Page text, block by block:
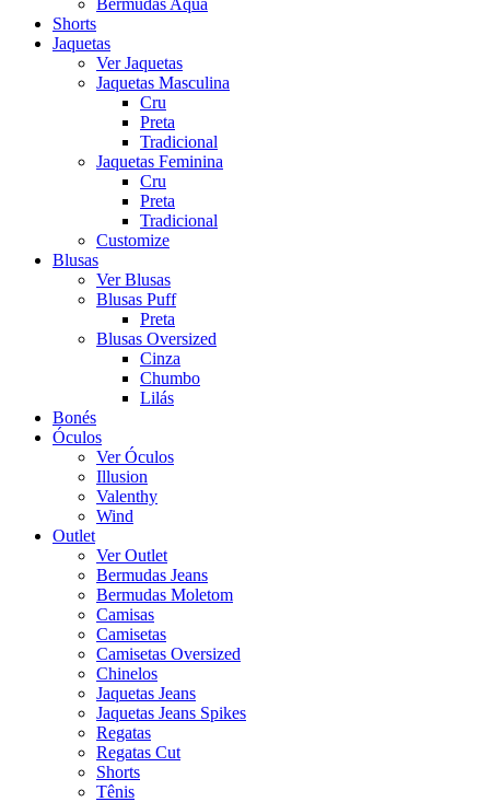
Bermudas Aqua
Shorts
Jaquetas
Ver Jaquetas
Jaquetas Masculina
Cru
Preta
Tradicional
Jaquetas Feminina
Cru
Preta
Tradicional
Customize
Blusas
Ver Blusas
Blusas Puff
Preta
Blusas Oversized
Cinza
Chumbo
Lilás
Bonés
Óculos
Ver Óculos
Illusion
Valenthy
Wind
Outlet
Ver Outlet
Bermudas Jeans
Bermudas Moletom
Camisas
Camisetas
Camisetas Oversized
Chinelos
Jaquetas Jeans
Jaquetas Jeans Spikes
Regatas
Regatas Cut
Shorts
Tênis